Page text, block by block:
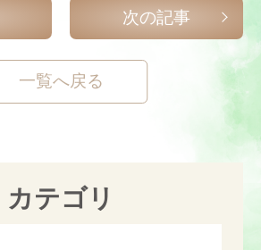
次の記事
一覧へ戻る
カテゴリ